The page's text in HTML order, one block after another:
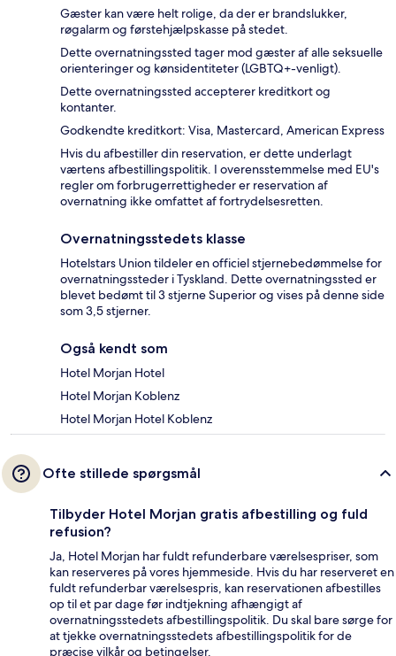
Gæster kan være helt rolige, da der er brandslukker,
røgalarm og førstehjælpskasse på stedet.
Dette overnatningssted tager mod gæster af alle seksuelle
orienteringer og kønsidentiteter (LGBTQ+-venligt).
Dette overnatningssted accepterer kreditkort og
kontanter.
Godkendte kreditkort: Visa, Mastercard, American Express
Hvis du afbestiller din reservation, er dette underlagt
værtens afbestillingspolitik. I overensstemmelse med EU's
regler om forbrugerrettigheder er reservation af
overnatning ikke omfattet af fortrydelsesretten.
Overnatningsstedets klasse
Hotelstars Union tildeler en officiel stjernebedømmelse for
overnatningssteder i Tyskland. Dette overnatningssted er
blevet bedømt til 3 stjerne Superior og vises på denne side
som 3,5 stjerner.
Også kendt som
Hotel Morjan Hotel
Hotel Morjan Koblenz
Hotel Morjan Hotel Koblenz
Ofte stillede spørgsmål
Tilbyder Hotel Morjan gratis afbestilling og fuld
refusion?
Ja, Hotel Morjan har fuldt refunderbare værelsespriser, som
kan reserveres på vores hjemmeside. Hvis du har reserveret en
fuldt refunderbar værelsespris, kan reservationen afbestilles
op til et par dage før indtjekning afhængigt af
overnatningsstedets afbestillingspolitik. Du skal bare sørge for
at tjekke overnatningsstedets afbestillingspolitik for de
præcise vilkår og betingelser.